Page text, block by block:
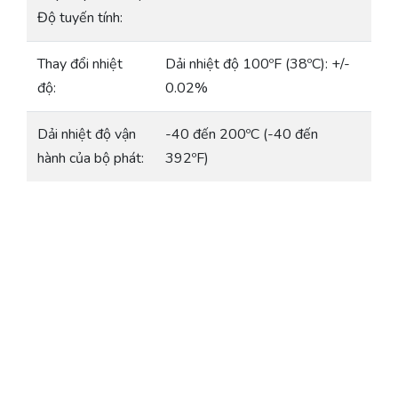
Độ tuyến tính:
Thay đổi nhiệt
độ:
Dải nhiệt độ 100ºF (38ºC): +/-
0.02%
Dải nhiệt độ vận
hành của bộ phát:
-40 đến 200ºC (-40 đến
392ºF)